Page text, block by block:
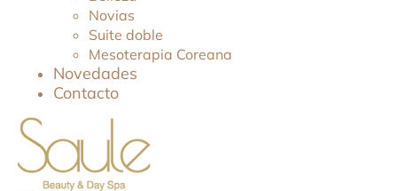
Novias
Suite doble
Mesoterapia Coreana
Novedades
Contacto